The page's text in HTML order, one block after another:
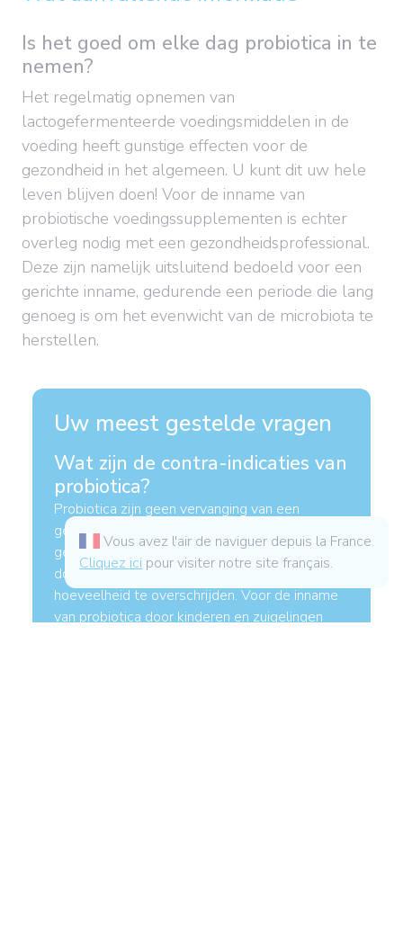
Is het goed om elke dag probiotica in te
nemen?
Het regelmatig opnemen van
lactogefermenteerde voedingsmiddelen in de
voeding heeft gunstige effecten voor de
gezondheid in het algemeen. U kunt dit uw hele
leven blijven doen! Voor de inname van
probiotische voedingssupplementen is echter
overleg nodig met een gezondheidsprofessional.
Deze zijn namelijk uitsluitend bedoeld voor een
gerichte inname, gedurende een periode die lang
genoeg is om het evenwicht van de microbiota te
herstellen.
Uw meest gestelde vragen
Wat zijn de contra-indicaties van
probiotica?
Probiotica zijn geen vervanging van een
gevarieerde en evenwichtige voeding en een
gezonde levenswijze. Het is afgeraden om de
door de fabrikant voorgeschreven dagelijkse
hoeveelheid te overschrijden. Voor de inname
van probiotica door kinderen en zuigelingen
Vous avez l'air de naviguer depuis la France.
Cliquez ici pour visiter notre site français.